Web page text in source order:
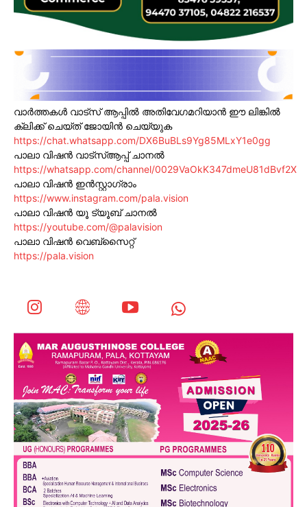
വാർത്തകൾ വാട്സ് ആപ്പിൽ അതിവേഗമറിയാൻ ഈ ലിങ്കിൽ
ക്ലിക്ക് ചെയ്ത് ജോയിൻ ചെയ്യുക
https://chat.whatsapp.com/DX6BuBLs9Yg85MLxY1e0gg
പാലാ വിഷൻ വാട്സ്ആപ്പ് ചാനൽ
https://whatsapp.com/channel/0029VaOkK347dmeU81dBvf2X
പാലാ വിഷൻ ഇൻസ്റ്റാഗ്രാം
https://www.instagram.com/pala.vision
പാലാ വിഷൻ യൂ ട്യൂബ് ചാനൽ
https://youtube.com/@palavision
പാലാ വിഷൻ വെബ്സൈറ്റ്
https://pala.vision